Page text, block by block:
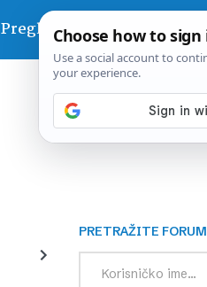
Pregled dana
PRETRAŽITE FORUM